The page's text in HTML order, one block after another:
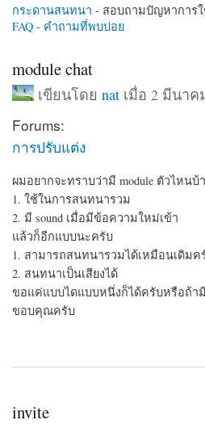
กระดานสนทนา - สอบถามปัญหาการใ
FAQ - คำถามที่พบบ่อย
module chat
เขียนโดย natเมื่อ 2 มีนาค
Forums:
การปรับแต่ง
ผมอยากจะทราบว่ามี module ตัวไหนบ้
1. ใช้ในการสนทนารวม
2. มี sound เมื่อมีข้อความใหม่เข้า
แล้วก็อีกแบบนะครับ
1. สามารถสนทนารวมได้เหมือนเดิมค
2. สนทนาเป็นเสียงได้
ขอแค่แบบไดแบบหนึ่งก็ได้ครับหรือถ้า
ขอบคุณครับ
invite